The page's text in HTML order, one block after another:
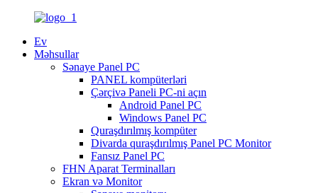
Ev
Məhsullar
Sənaye Panel PC
PANEL kompüterləri
Çərçivə Paneli PC-ni açın
Android Panel PC
Windows Panel PC
Quraşdırılmış kompüter
Divarda quraşdırılmış Panel PC Monitor
Fansız Panel PC
FHN Aparat Terminalları
Ekran və Monitor